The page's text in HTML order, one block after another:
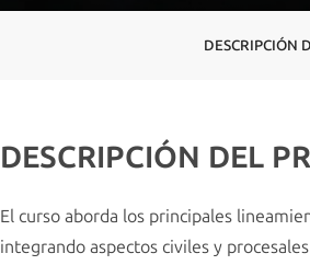
DESCRIPCIÓN
DESCRIPCIÓN DEL
El curso aborda los principales
integrando aspectos civiles y